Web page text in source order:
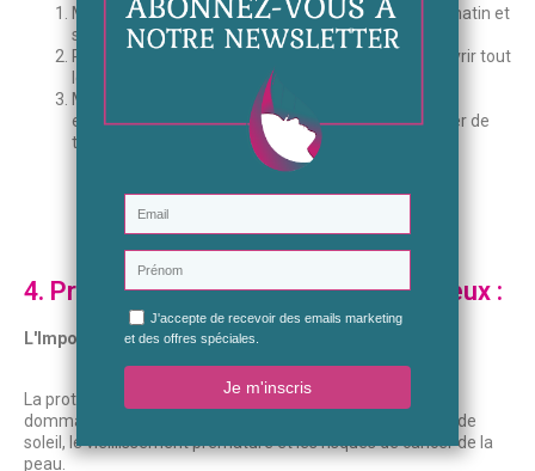
Matin et Soir : Appliquez la crème après le sérum, matin et
soir.
Petite Quantité : Une petite quantité suffit pour couvrir tout
Mouvements Ascendants : Appliquez la crème en
effectuant des mouvements ascendants pour éviter de
tirer la peau vers le bas.
4. Protection et réparation des cheveux :
L'Importance de la Protection Solaire
La protection solaire est indispensable pour prévenir les
dommages causés par les rayons UV, y compris les coups de
soleil, le vieillissement prématuré et les risques de cancer de la
peau.